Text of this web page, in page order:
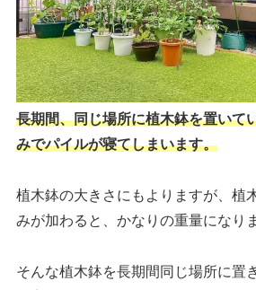
長期間、同じ場所に植木鉢を置いて
みでパイルが寝てしまいます。
植木鉢の大きさにもよりますが、植
みが加わると、かなりの重量になり
そんな植木鉢を長期間同じ場所に置